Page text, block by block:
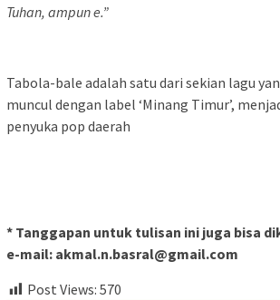
Tuhan, ampun e.”
Tabola-bale adalah satu dari sekian lagu
muncul dengan label ‘Minang Timur’,
penyuka pop daerah
* Tanggapan untuk tulisan ini juga bisa
e-mail: akmal.n.basral@gmail.com
Post Views: 570